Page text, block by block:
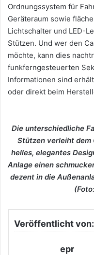
Ordnungssystem für
Geräteraum sowie
Lichtschalter und LED-
Stützen. Und wer den
möchte, kann dies
funkferngesteuerten
Informationen sind
oder direkt beim
Die unterschiedliche
Stützen verleiht
helles, elegantes
Anlage einen
dezent in die
Veröffentlicht von:
epr